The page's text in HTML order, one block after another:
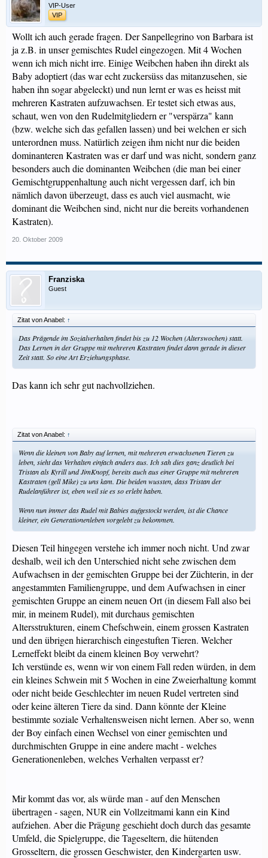
VIP-User
VIP
Wollt ich auch gerade fragen. Der Sanpellegrino von Barbara ist
ja z.B. in unser gemischtes Rudel eingezogen. Mit 4 Wochen
wenn ich mich nicht irre. Einige Weibchen haben ihn direkt als
Baby adoptiert (das war echt zuckersüss das mitanzusehen, sie
haben ihn sogar abgeleckt) und nun lernt er was es heisst mit
mehreren Kastraten aufzuwachsen. Er testet sich etwas aus,
schaut, wen von den Rudelmitgliedern er "verspärza" kann
(bzw. welche sich das gefallen lassen) und bei welchen er sich
unterordnen muss. Natürlich zeigen ihm nicht nur die beiden
dominanteren Kastraten was er darf und was nicht, sondern ganz
besonders auch die dominanten Weibchen (die man bei einer
Gemischtgruppenhaltung auch nicht vergessen darf, ich bin
nämlich davon überzeugt, dass es auch viel ausmacht, wie
dominant die Weibchen sind, nicht nur die bereits vorhandenen
Kastraten).
20. Oktober 2009
Franziska
Guest
Zitat von Anabel: ↑
Das Prägende im Sozialverhalten findet bis zu 12 Wochen (Alterswochen) statt.
Das Lernen in der Gruppe mit mehreren Kastraten findet dann gerade in dieser
Zeit statt. So eine Art Erziehungsphase.
Das kann ich sehr gut nachvollziehen.
Zitat von Anabel: ↑
Wenn die kleinen von Baby auf lernen, mit mehreren erwachsenen Tieren zu
leben, sieht das Verhalten einfach anders aus. Ich sah dies ganz deutlich bei
Tristan als Kyrill und JimKnopf, bereits auch aus einer Gruppe mit mehreren
Kastraten (gell Mike) zu uns kam. Die beiden wussten, dass Tristan der
Rudelanführer ist, eben weil sie es so erlebt haben.
Wenn nun immer das Rudel mit Babies aufgestockt werden, ist die Chance
kleiner, ein Generationenleben vorgelebt zu bekommen.
Diesen Teil hingegen verstehe ich immer noch nicht. Und zwar
deshalb, weil ich den Unterschied nicht sehe zwischen dem
Aufwachsen in der gemischten Gruppe bei der Züchterin, in der
angestammten Familiengruppe, und dem Aufwachsen in einer
gemischten Gruppe an einem neuen Ort (in diesem Fall also bei
mir, in meinem Rudel), mit durchaus gemischten
Altersstrukturen, einem Chefschwein, einem grossen Kastraten
und den übrigen hierarchisch eingestuften Tieren. Welcher
Lerneffekt bleibt da einem kleinen Boy verwehrt?
Ich verstünde es, wenn wir von einem Fall reden würden, in dem
ein kleines Schwein mit 5 Wochen in eine Zweierhaltung kommt
oder nicht beide Geschlechter im neuen Rudel vertreten sind
oder keine älteren Tiere da sind. Dann könnte der Kleine
bestimmte soziale Verhaltensweisen nicht lernen. Aber so, wenn
der Boy einfach einen Wechsel von einer gemischten und
durchmischten Gruppe in eine andere macht - welches
Generationenleben, welches Verhalten verpasst er?
Mir kommt das vor, als würde man - auf den Menschen
übertragen - sagen, NUR ein Vollzeitmami kann ein Kind
aufziehen. Aber die Prägung geschieht doch durch das gesamte
Umfeld, die Spielgruppe, die Tageseltern, die hütenden
Grosseltern, die grossen Geschwister, den Kindergarten usw.